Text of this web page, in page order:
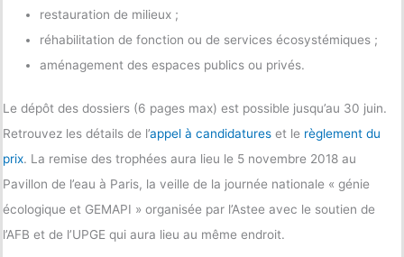
restauration de milieux ;
réhabilitation de fonction ou de services écosystémiques ;
aménagement des espaces publics ou privés.
Le dépôt des dossiers (6 pages max) est possible jusqu’au 30 juin.
Retrouvez les détails de l’appel à candidatures et le règlement du
prix. La remise des trophées aura lieu le 5 novembre 2018 au
Pavillon de l’eau à Paris, la veille de la journée nationale « génie
écologique et GEMAPI » organisée par l’Astee avec le soutien de
l’AFB et de l’UPGE qui aura lieu au même endroit.